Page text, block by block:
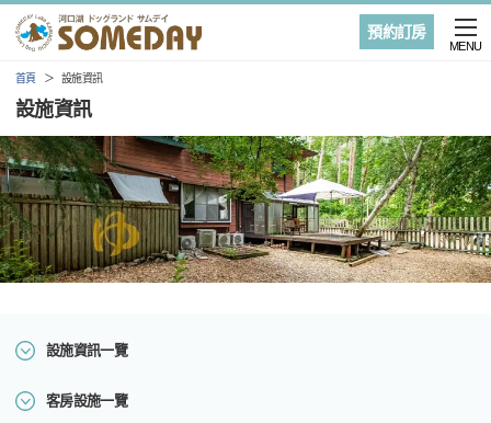
預約訂房
MENU
首頁 設施資訊
設施資訊
設施資訊一覽
客房設施一覽